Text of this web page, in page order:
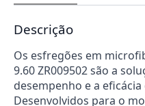
Descrição
Os esfregões em
9.60 ZR009502 são a
desempenho e a
Desenvolvidos para o